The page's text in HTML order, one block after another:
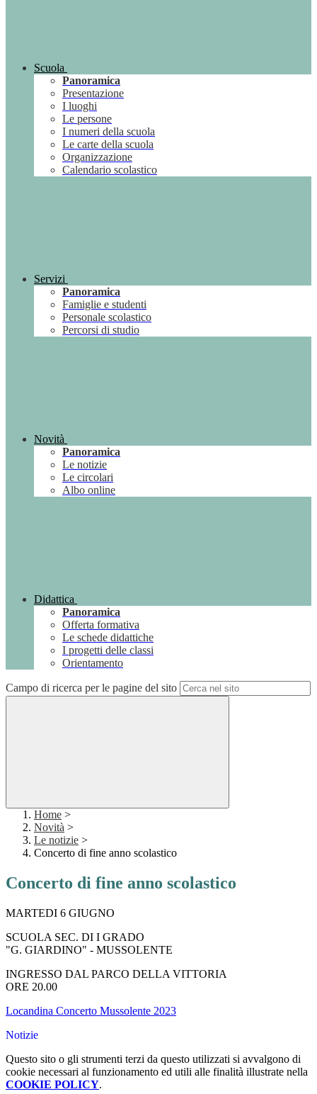
Scuola
Panoramica
Presentazione
I luoghi
Le persone
I numeri della scuola
Le carte della scuola
Organizzazione
Calendario scolastico
Servizi
Panoramica
Famiglie e studenti
Personale scolastico
Percorsi di studio
Novità
Panoramica
Le notizie
Le circolari
Albo online
Didattica
Panoramica
Offerta formativa
Le schede didattiche
I progetti delle classi
Orientamento
Campo di ricerca per le pagine del sito
Home >
Novità >
Le notizie >
Concerto di fine anno scolastico
Concerto di fine anno scolastico
MARTEDI 6 GIUGNO
SCUOLA SEC. DI I GRADO
"G. GIARDINO" - MUSSOLENTE
INGRESSO DAL PARCO DELLA VITTORIA
ORE 20.00
Locandina Concerto Mussolente 2023
Notizie
Questo sito o gli strumenti terzi da questo utilizzati si avvalgono di
cookie necessari al funzionamento ed utili alle finalità illustrate nella
COOKIE POLICY.